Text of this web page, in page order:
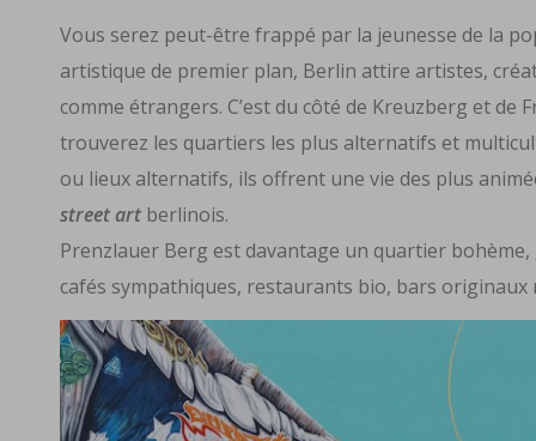
Vous serez peut-être frappé par la jeunesse de la
artistique de premier plan, Berlin attire artistes,
comme étrangers. C’est du côté de Kreuzberg et de
trouverez les quartiers les plus alternatifs et
ou lieux alternatifs, ils offrent une vie des plus
street art berlinois.
Prenzlauer Berg est davantage un quartier
cafés sympathiques, restaurants bio, bars originaux